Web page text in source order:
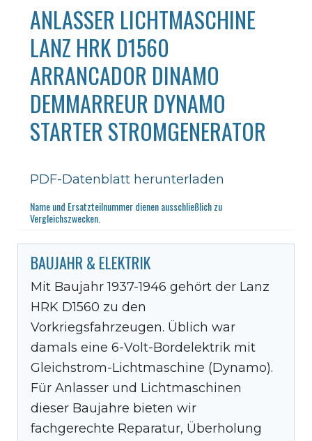
ANLASSER LICHTMASCHINE
LANZ HRK D1560
ARRANCADOR DINAMO
DEMMARREUR DYNAMO
STARTER STROMGENERATOR
PDF-Datenblatt herunterladen
Name und Ersatzteilnummer dienen ausschließlich zu
Vergleichszwecken.
BAUJAHR & ELEKTRIK
Mit Baujahr 1937-1946 gehört der Lanz
HRK D1560 zu den
Vorkriegsfahrzeugen. Üblich war
damals eine 6-Volt-Bordelektrik mit
Gleichstrom-Lichtmaschine (Dynamo).
Für Anlasser und Lichtmaschinen
dieser Baujahre bieten wir
fachgerechte Reparatur, Überholung